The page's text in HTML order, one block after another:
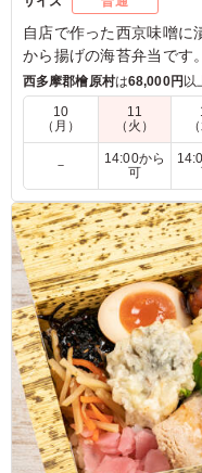
自店で作った西京味噌に
から揚げの海苔弁当です
品。味がしっかりと染み
りください。
株式会社博報
鮭の西京焼きの味が
でした。 からあげも
感があります。 メイ
もお得だと思います。
ご利用シーン：ロケ・撮
東京都品川区南大井
西多摩郡檜原村は68,000円以
10
（月）
11
（火）
－
14:00から
可